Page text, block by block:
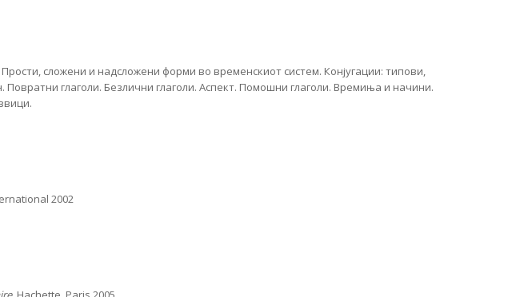
сложени и надсложени форми во временскиот систем. Конјугации: типови,
глаголи. Безлични глаголи. Аспект. Помошни глаголи. Времиња и начини.
2002